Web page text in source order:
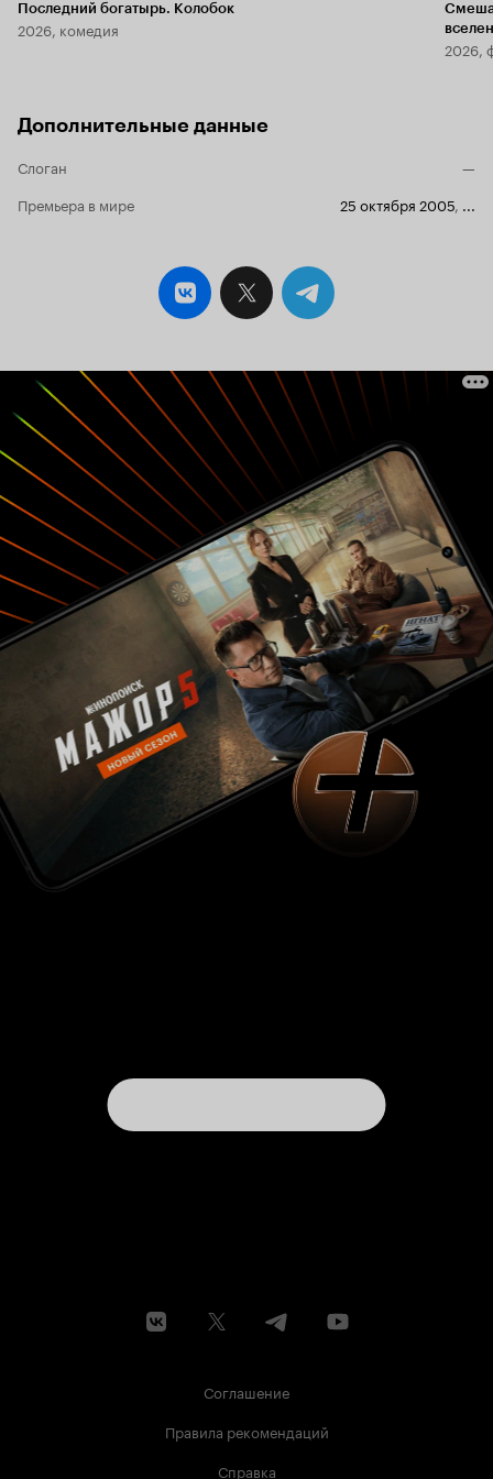
Последний богатырь. Колобок
2026, комедия
2026,
Дополнительные данные
Слоган
—
Премьера в мире
25 октября 2005, ...
Соглашение
Правила рекомендаций
Справка